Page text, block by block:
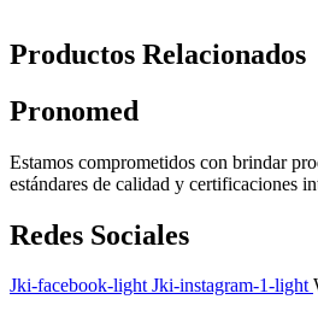
Productos Relacionados
Pronomed
Estamos comprometidos con brindar
estándares de calidad y certificaciones
Redes Sociales
Jki-facebook-light Jki-instagram-1-light